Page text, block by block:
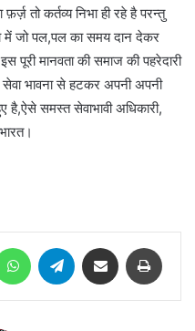
तो कर्तव्य निभा ही रहे है परन्तु
जो पल,पल का समय दान देकर
पूरी मानवता की समाज की पहरेदारी
सेवा भावना से हटकर अपनी अपनी
समस्त सेवाभावी अधिकारी,
WhatsAppTelegram Share via Email